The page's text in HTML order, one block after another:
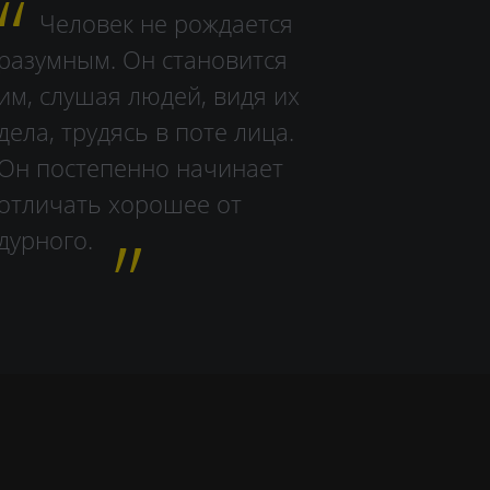
Человек не рождается
Он становится
слушая людей, видя их
тру­дясь в поте лица.
постепенно начинает
хорошее от